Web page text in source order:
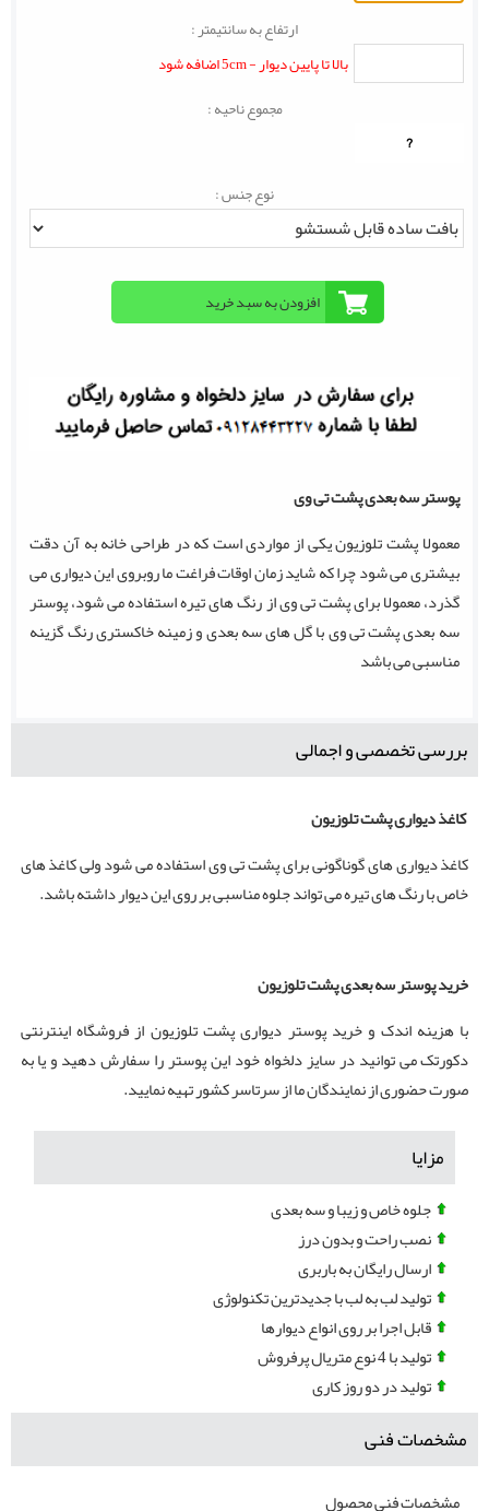
ارتفاع به سانتیمتر :
بالا تا پایین دیوار - 5cm اضافه شود
مجموع ناحیه :
?
نوع جنس :
پوستر سه بعدی پشت تی وی
معمولا پشت تلوزیون یکی از مواردی است که در طراحی خانه به آن دقت
بیشتری می شود چرا که شاید زمان اوقات فراغت ما روبروی این دیواری می
گذرد، معمولا برای پشت تی وی از رنگ های تیره استفاده می شود، پوستر
سه بعدی پشت تی وی با گل های سه بعدی و زمینه خاکستری رنگ گزینه
مناسبی می باشد
بررسی تخصصی و اجمالی
کاغذ دیواری پشت تلوزیون
کاغذ دیواری های گوناگونی برای پشت تی وی استفاده می شود ولی کاغذ های
خاص با رنگ های تیره می تواند جلوه مناسبی بر روی این دیوار داشته باشد.
خرید پوستر سه بعدی پشت تلوزیون
با هزینه اندک و خرید پوستر دیواری پشت تلوزیون از فروشگاه اینترنتی
دکورتک می توانید در سایز دلخواه خود این پوستر را سفارش دهید و یا به
صورت حضوری از نمایندگان ما از سرتاسر کشور تهیه نمایید.
مزایا
جلوه خاص و زیبا و سه بعدی
نصب راحت و بدون درز
ارسال رایگان به باربری
تولید لب به لب با جدیدترین تکنولوژی
قابل اجرا بر روی انواع دیوارها
تولید با 4 نوع متریال پرفروش
تولید در دو روز کاری
مشخصات فنی
مشخصات فنی محصول